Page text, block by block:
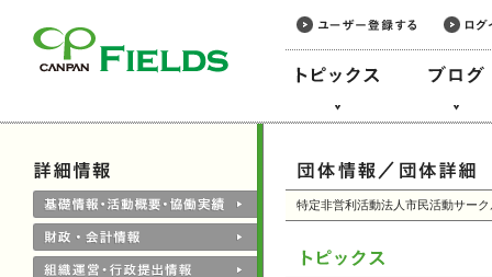
特定非営利活動法人市民活動サー